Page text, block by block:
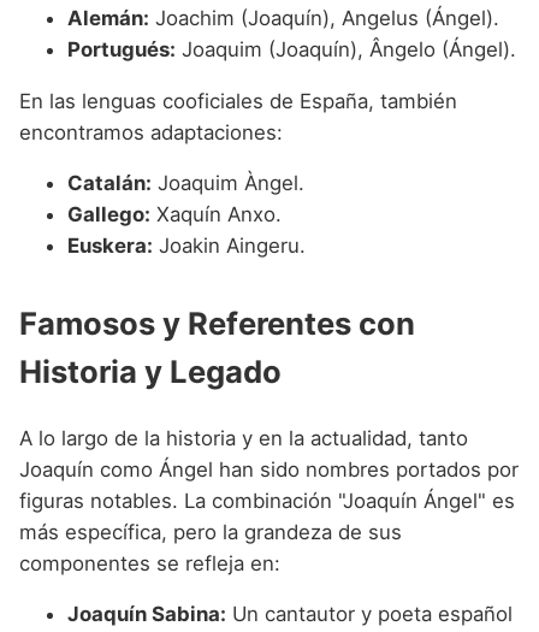
Alemán: Joachim (Joaquín), Angelus (Ángel).
Portugués: Joaquim (Joaquín), Ângelo (Ángel).
En las lenguas cooficiales de España, también
encontramos adaptaciones:
Catalán: Joaquim Àngel.
Gallego: Xaquín Anxo.
Euskera: Joakin Aingeru.
Famosos y Referentes con
Historia y Legado
A lo largo de la historia y en la actualidad, tanto
Joaquín como Ángel han sido nombres portados por
figuras notables. La combinación "Joaquín Ángel" es
más específica, pero la grandeza de sus
componentes se refleja en:
Joaquín Sabina: Un cantautor y poeta español